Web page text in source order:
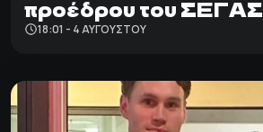
προέδρου του ΣΕΓΑΣ
18:01 - 4 ΑΥΓΟΎΣΤΟΥ